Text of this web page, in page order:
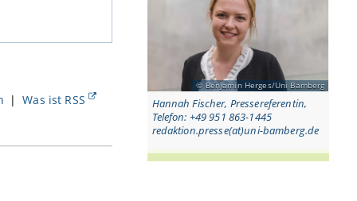
| Was ist RSS
Benjamin Herges/Uni Bamberg
Hannah Fischer, Pressereferentin,
Telefon: +49 951 863-1445
redaktion.presse(at)uni-bamberg.de